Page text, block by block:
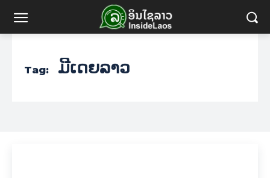
Tag: ມີເດຍລາວ